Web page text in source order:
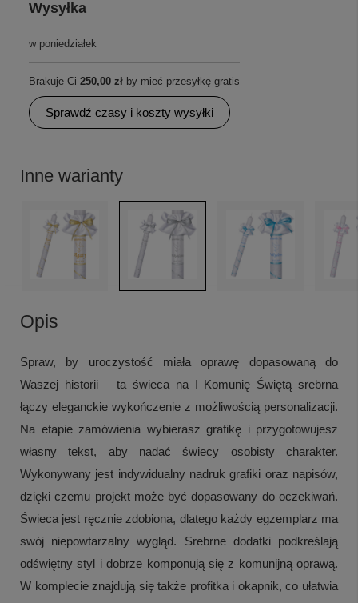
Wysyłka
w poniedziałek
Brakuje Ci 250,00 zł by mieć przesyłkę gratis
Sprawdź czasy i koszty wysyłki
Inne warianty
Opis
Spraw, by uroczystość miała oprawę dopasowaną do
Waszej historii – ta świeca na I Komunię Świętą srebrna
łączy eleganckie wykończenie z możliwością personalizacji.
Na etapie zamówienia wybierasz grafikę i przygotowujesz
własny tekst, aby nadać świecy osobisty charakter.
Wykonywany jest indywidualny nadruk grafiki oraz napisów,
dzięki czemu projekt może być dopasowany do oczekiwań.
Świeca jest ręcznie zdobiona, dlatego każdy egzemplarz ma
swój niepowtarzalny wygląd. Srebrne dodatki podkreślają
odświętny styl i dobrze komponują się z komunijną oprawą.
W komplecie znajdują się także profitka i okapnik, co ułatwia